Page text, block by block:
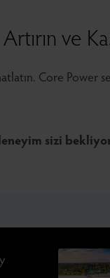
ve
Core Power
sizi